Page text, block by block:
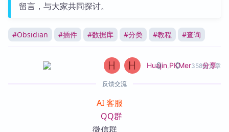
留言，与大家共同探讨。
#Obsidian #插件 #数据库 #分类 #教程 #查询
Huajin PKMer358篇文章
0 0 分享
反馈交流
AI 客服
QQ群
微信群